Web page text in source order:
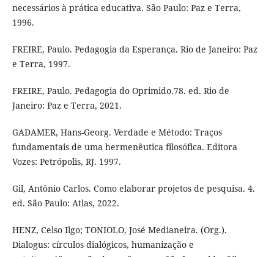
necessários à prática educativa. São Paulo: Paz e Terra,
1996.
FREIRE, Paulo. Pedagogia da Esperança. Rio de Janeiro: Paz
e Terra, 1997.
FREIRE, Paulo. Pedagogia do Oprimido.78. ed. Rio de
Janeiro: Paz e Terra, 2021.
GADAMER, Hans-Georg. Verdade e Método: Traços
fundamentais de uma hermenêutica filosófica. Editora
Vozes: Petrópolis, RJ. 1997.
Gil, Antônio Carlos. Como elaborar projetos de pesquisa. 4.
ed. São Paulo: Atlas, 2022.
HENZ, Celso Ilgo; TONIOLO, José Medianeira. (Org.).
Dialogus: círculos dialógicos, humanização e